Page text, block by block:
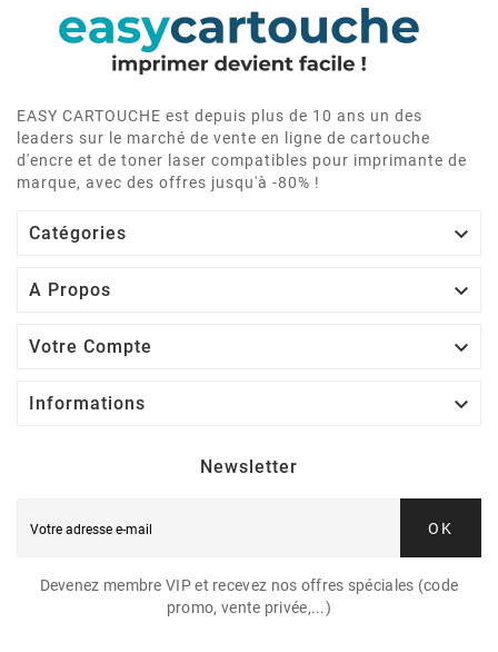
EASY CARTOUCHE est depuis plus de 10 ans un des
leaders sur le marché de vente en ligne de cartouche
d'encre et de toner laser compatibles pour imprimante de
marque, avec des offres jusqu'à -80% !
Catégories 
A Propos 
Votre Compte 
Informations 
Newsletter
OK
Devenez membre VIP et recevez nos offres spéciales (code
promo, vente privée,...)